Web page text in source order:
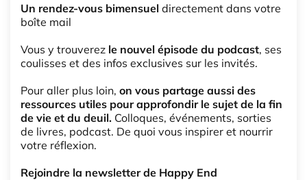
Un rendez-vous bimensuel directement dans votre
boîte mail
Vous y trouverez le nouvel épisode du podcast, ses
coulisses et des infos exclusives sur les invités.
Pour aller plus loin, on vous partage aussi des
ressources utiles pour approfondir le sujet de la fin
de vie et du deuil. Colloques, événements, sorties
de livres, podcast. De quoi vous inspirer et nourrir
votre réflexion.
Rejoindre la newsletter de Happy End